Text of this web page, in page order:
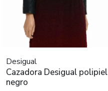
Desigual
Cazadora Desigual polipiel
negro